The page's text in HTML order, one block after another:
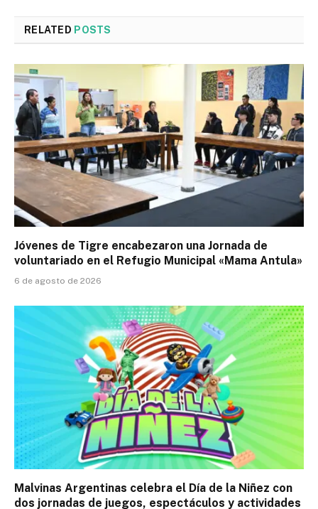
RELATED POSTS
Jóvenes de Tigre encabezaron una Jornada de
voluntariado en el Refugio Municipal «Mama Antula»
6 de agosto de 2026
Malvinas Argentinas celebra el Día de la Niñez con
dos jornadas de juegos, espectáculos y actividades